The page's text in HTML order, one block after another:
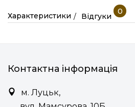
Характеристики Відгуки
0
Контактна інформація
м. Луцьк,